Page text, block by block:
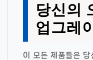
당신의
업그레
이 모든 제품들은